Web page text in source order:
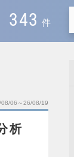
343 件
08/06～26/08/19
析